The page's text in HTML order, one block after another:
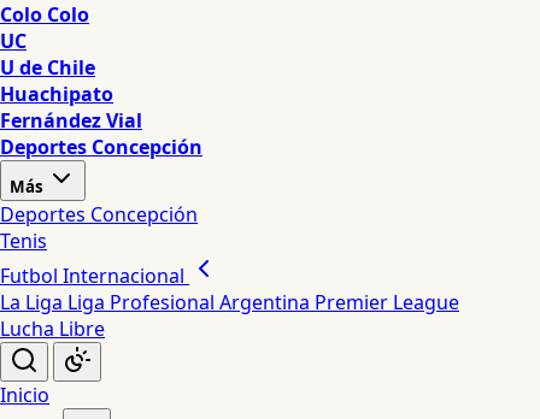
Colo Colo
UC
U de Chile
Huachipato
Fernández Vial
Deportes Concepción
Más
Deportes Concepción
Tenis
Futbol Internacional
La Liga Liga Profesional Argentina Premier League
Lucha Libre
Inicio